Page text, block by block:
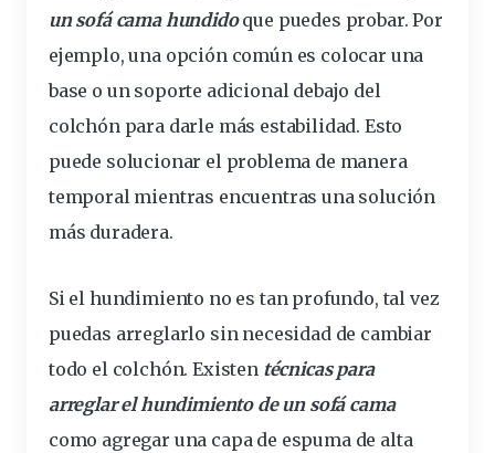
un sofá cama hundidoque puedes probar. Por
ejemplo, una opción común es colocar una
base o un soporte adicional debajo del
colchón para darle más estabilidad. Esto
puede solucionar el problema de manera
temporal mientras encuentras una solución
más duradera.
Si el hundimiento no es tan profundo, tal vez
puedas arreglarlo sin necesidadde cambiar
todo el colchón. Existen técnicas para
arreglar el hundimiento de un sofá cama
como agregar una capa de espuma de alta